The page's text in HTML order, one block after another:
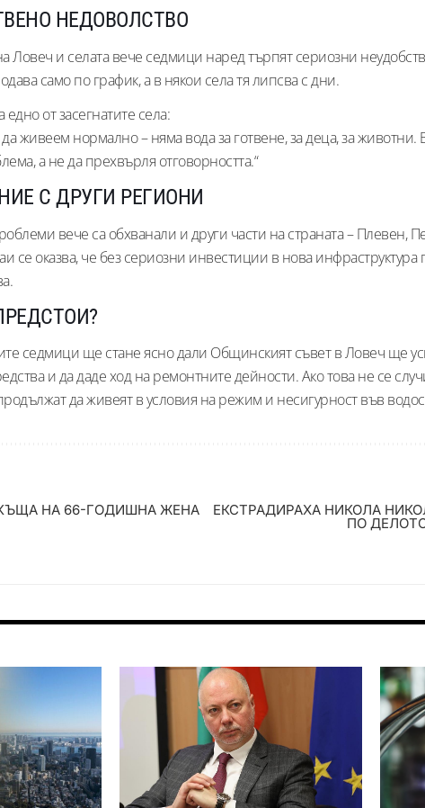
НЕДОВОЛСТВО
Ловеч и селата вече седмици наред търпят сериозни
само по график, а в някои села тя липсва с дни.
от засегнатите села:
живеем нормално – няма вода за готвене, за деца, за животни.
а не да прехвърля отговорността.“
С ДРУГИ РЕГИОНИ
вече са обхванали и други части на страната – Плевен,
се оказва, че без сериозни инвестиции в нова
седмици ще стане ясно дали Общинският съвет в Ловеч ще
и да даде ход на ремонтните дейности. Ако това не се
да живеят в условия на режим и несигурност във
НА 66-ГОДИШНА ЖЕНА ЕКСТРАДИРАХА НИКОЛА
ПО